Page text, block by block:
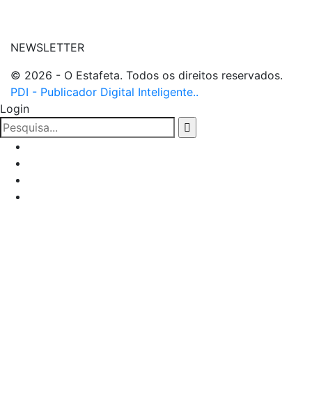
NEWSLETTER
© 2026 - O Estafeta. Todos os direitos reservados.
PDI - Publicador Digital Inteligente..
Login